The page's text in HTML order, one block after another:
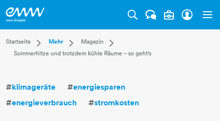
Startseite
Dropdown Startseite
Privatkunden
Mehr
Dropdown Mehr
Karriere
Magazin
Dropdown Magazin
Aktuell
Sommerhitze und trotzdem kühle Räume – so geht's
#klimageräte #energiesparen
#energieverbrauch #stromkosten